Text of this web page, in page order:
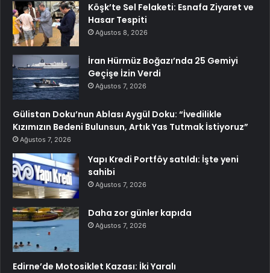
Köşk’te Sel Felaketi: Esnafa Ziyaret ve
Hasar Tespiti
Ağustos 8, 2026
İran Hürmüz Boğazı’nda 25 Gemiyi
Geçişe İzin Verdi
Ağustos 7, 2026
Gülistan Doku’nun Ablası Aygül Doku: “İvedilikle
Kızımızın Bedeni Bulunsun, Artık Yas Tutmak İstiyoruz”
Ağustos 7, 2026
Yapı Kredi Portföy satıldı: İşte yeni
sahibi
Ağustos 7, 2026
Daha zor günler kapıda
Ağustos 7, 2026
Edirne’de Motosiklet Kazası: İki Yaralı